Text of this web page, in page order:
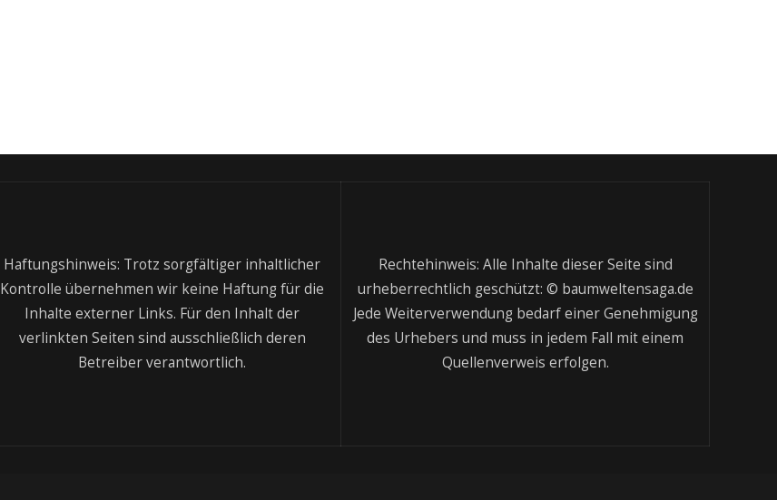
Haftungshinweis: Trotz sorgfältiger inhaltlicher
Kontrolle übernehmen wir keine Haftung für die
Inhalte externer Links. Für den Inhalt der
verlinkten Seiten sind ausschließlich deren
Betreiber verantwortlich.
Rechtehinweis: Alle Inhalte dieser Seite sind
urheberrechtlich geschützt: © baumweltensaga.de
Jede Weiterverwendung bedarf einer Genehmigung
des Urhebers und muss in jedem Fall mit einem
Quellenverweis erfolgen.